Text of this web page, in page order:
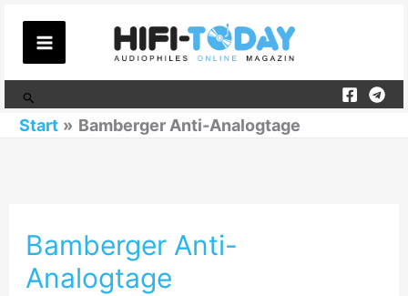
Zum
Inhalt
springen
Suchen
Start Bamberger Anti-Analogtage
Bamberger Anti-
Analogtage